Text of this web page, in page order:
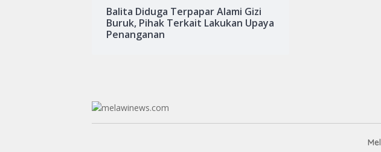
Balita Diduga Terpapar Alami Gizi
Buruk, Pihak Terkait Lakukan Upaya
Penanganan